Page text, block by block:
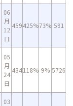
06
月
12
日
459425%73% 591
05
月
24
日
434118% 9% 5726
03